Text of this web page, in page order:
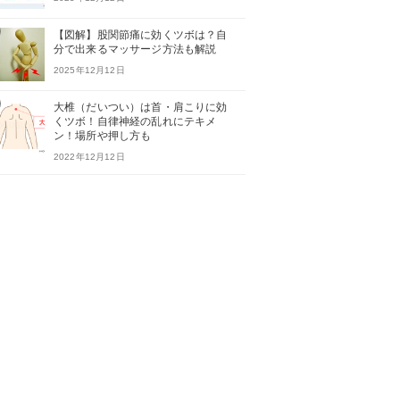
【図解】股関節痛に効くツボは？自
分で出来るマッサージ方法も解説
2025年12月12日
大椎（だいつい）は首・肩こりに効
くツボ！自律神経の乱れにテキメ
ン！場所や押し方も
2022年12月12日